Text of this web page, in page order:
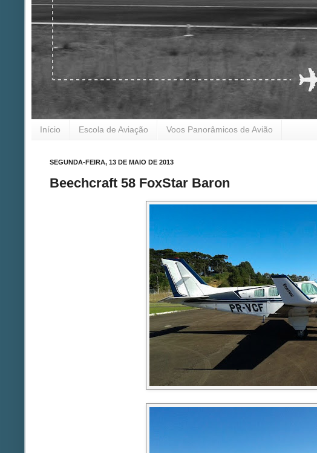
Início Escola de Aviação Voos Panorâmicos de Avião
SEGUNDA-FEIRA, 13 DE MAIO DE 2013
Beechcraft 58 FoxStar Baron